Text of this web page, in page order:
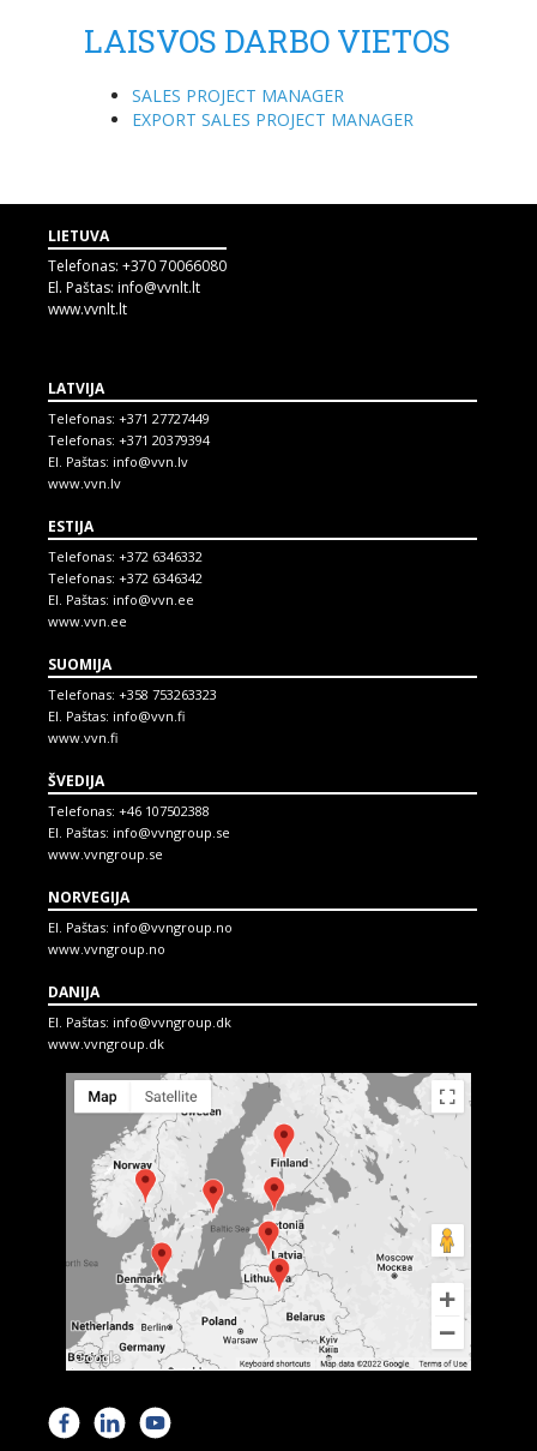
LAISVOS DARBO VIETOS
SALES PROJECT MANAGER
EXPORT SALES PROJECT MANAGER
LIETUVA
Telefonas: +370 70066080
El. Paštas: info@vvnlt.lt
www.vvnlt.lt
LATVIJA
Telefonas: +371 27727449
Telefonas: +371 20379394
El. Paštas: info@vvn.lv
www.vvn.lv
ESTIJA
Telefonas: +372 6346332
Telefonas: +372 6346342
El. Paštas: info@vvn.ee
www.vvn.ee
SUOMIJA
Telefonas: +358 753263323
El. Paštas: info@vvn.fi
www.vvn.fi
ŠVEDIJA
Telefonas: +46 107502388
El. Paštas: info@vvngroup.se
www.vvngroup.se
NORVEGIJA
El. Paštas: info@vvngroup.no
www.vvngroup.no
DANIJA
El. Paštas: info@vvngroup.dk
www.vvngroup.dk